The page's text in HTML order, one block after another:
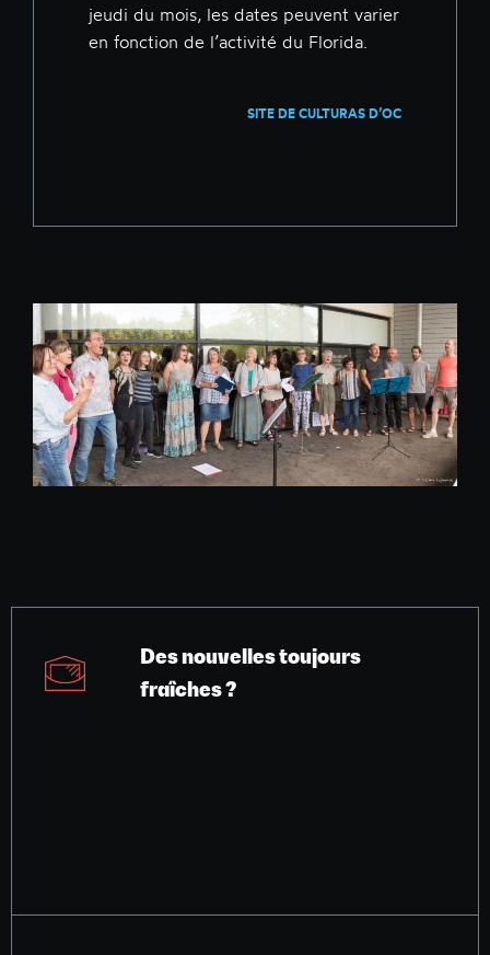
jeudi du mois, les dates peuvent varier
en fonction de l’activité du Florida.
SITE DE CULTURAS D’OC
Des nouvelles toujours
fraîches ?